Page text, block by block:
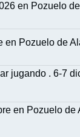
en Pozuelo
en Pozuelo de
jugando . 6-7
en Pozuelo de